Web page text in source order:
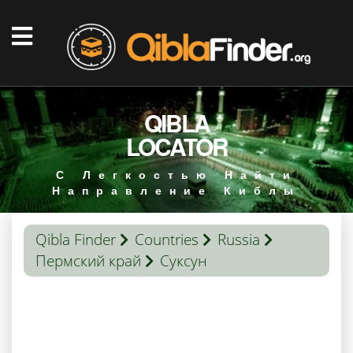
QIBLA
LOCATOR
С Легкостью Найти
Направление Киблы
Qibla Finder Countries
Russia
Пермский край
Суксун